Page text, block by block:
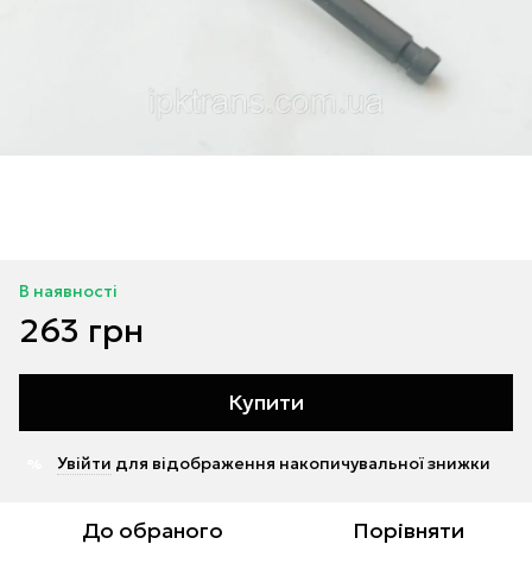
В наявності
263 грн
Купити
Увійти для відображення накопичувальної знижки
До обраного Порівняти